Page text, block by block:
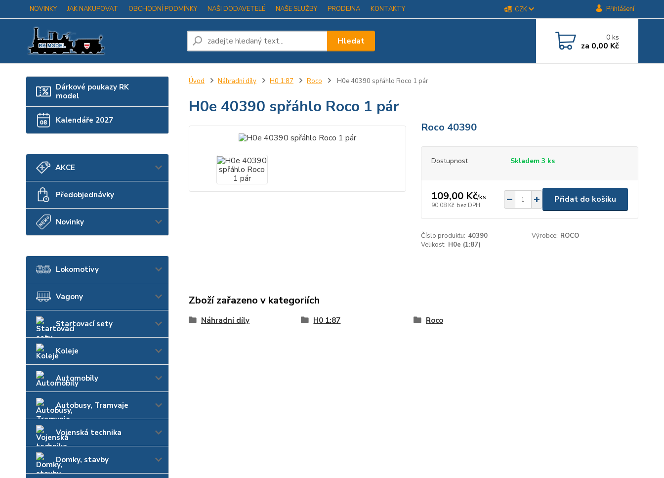
NOVINKY JAK NAKUPOVAT OBCHODNÍ PODMÍNKY NAŠI DODAVETELÉ NAŠE SLUŽBY PRODEJNA KONTAKTY CZK Přihlášení
Hledat 0ks
za 0,00 Kč
Dárkové poukazy RK
model
Kalendáře 2027
AKCE
Předobjednávky
Novinky
Lokomotivy
Vagony
Startovací sety
Koleje
Automobily
Autobusy, Tramvaje
Vojenská technika
Domky, stavby
Úvod Náhradní díly H0 1:87 Roco H0e 40390 spřáhlo Roco 1 pár
H0e 40390 spřáhlo Roco 1 pár
Roco 40390
Dostupnost Skladem 3 ks
109,00 Kč/ks
90,08 Kč bez DPH
Přidat do košíku
Číslo produktu: 40390 Výrobce: ROCO
Velikost: H0e (1:87)
Zboží zařazeno v kategoriích
Náhradní díly H0 1:87 Roco